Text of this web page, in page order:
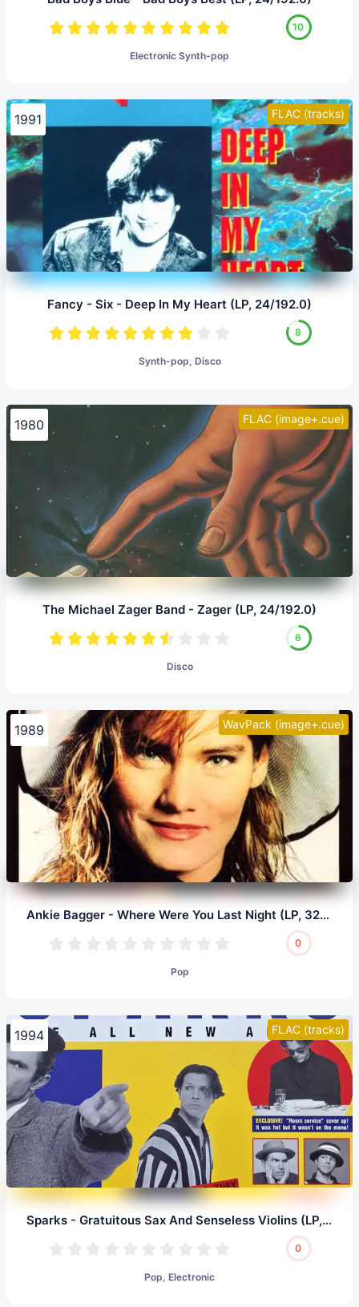
10
Electronic Synth-pop
FLAC (tracks)
1991
Fancy - Six - Deep In My Heart (LP, 24/192.0)
8
Synth-pop, Disco
FLAC (image+.cue)
1980
The Michael Zager Band - Zager (LP, 24/192.0)
6
Disco
WavPack (image+.cue)
1989
Ankie Bagger - Where Were You Last Night (LP, 32/192.0)
0
Pop
FLAC (tracks)
1994
Sparks - Gratuitous Sax And Senseless Violins (LP, 24/96.0)
0
Pop, Electronic